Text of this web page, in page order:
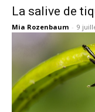
La salive de
Mia Rozenbaum - 9